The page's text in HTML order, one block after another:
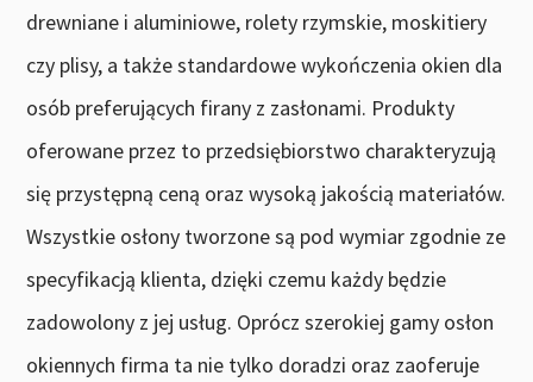
drewniane i aluminiowe, rolety rzymskie, moskitiery
czy plisy, a także standardowe wykończenia okien dla
osób preferujących firany z zasłonami. Produkty
oferowane przez to przedsiębiorstwo charakteryzują
się przystępną ceną oraz wysoką jakością materiałów.
Wszystkie osłony tworzone są pod wymiar zgodnie ze
specyfikacją klienta, dzięki czemu każdy będzie
zadowolony z jej usług. Oprócz szerokiej gamy osłon
okiennych firma ta nie tylko doradzi oraz zaoferuje